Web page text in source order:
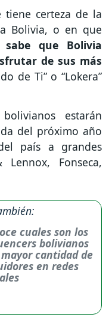
certeza de la
Bolivia, o en que
que Bolivia
de sus más
de Ti” o “Lokera”
estarán
del próximo año
país a grandes
Fonseca,
cuales son los
bolivianos
cantidad de
en redes